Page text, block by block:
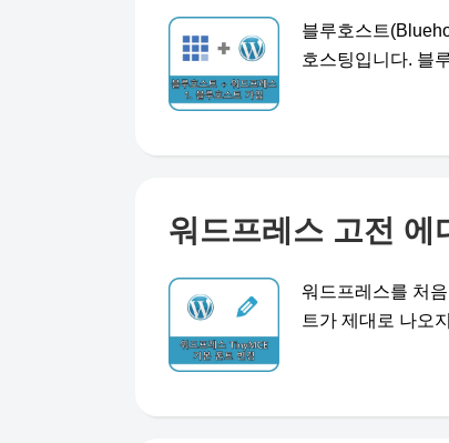
블루호스트
호스팅입니다. 블
워드프레스 고전
워드프레스를 처
트가 제대로 나오